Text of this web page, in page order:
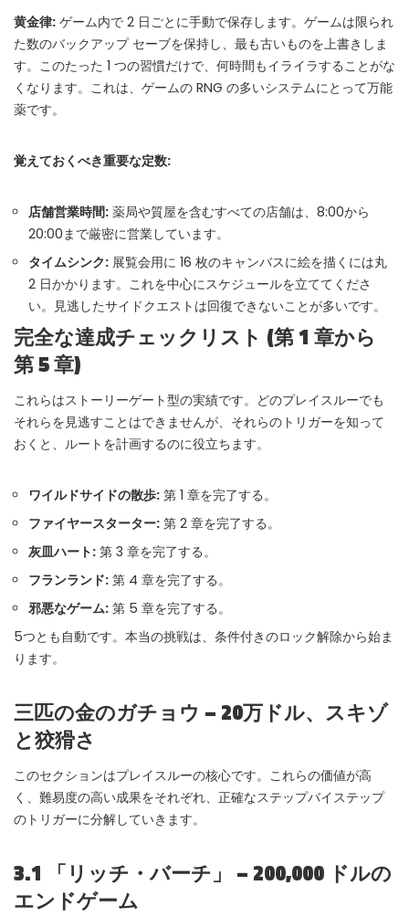
黄金律: ゲーム内で 2 日ごとに手動で保存します。ゲームは限られ
た数のバックアップ セーブを保持し、最も古いものを上書きしま
す。このたった 1 つの習慣だけで、何時間もイライラすることがな
くなります。これは、ゲームの RNG の多いシステムにとって万能
薬です。
覚えておくべき重要な定数:
店舗営業時間: 薬局や質屋を含むすべての店舗は、8:00から
20:00まで厳密に営業しています。
タイムシンク: 展覧会用に 16 枚のキャンバスに絵を描くには丸
2 日かかります。これを中心にスケジュールを立ててくださ
い。見逃したサイドクエストは回復できないことが多いです。
完全な達成チェックリスト (第 1 章から
第 5 章)
これらはストーリーゲート型の実績です。どのプレイスルーでも
それらを見逃すことはできませんが、それらのトリガーを知って
おくと、ルートを計画するのに役立ちます。
ワイルドサイドの散歩: 第 1 章を完了する。
ファイヤースターター: 第 2 章を完了する。
灰皿ハート: 第 3 章を完了する。
フランランド: 第 4 章を完了する。
邪悪なゲーム: 第 5 章を完了する。
5つとも自動です。本当の挑戦は、条件付きのロック解除から始ま
ります。
三匹の金のガチョウ – 20万ドル、スキゾ
と狡猾さ
このセクションはプレイスルーの核心です。これらの価値が高
く、難易度の高い成果をそれぞれ、正確なステップバイステップ
のトリガーに分解していきます。
3.1 「リッチ・バーチ」 – 200,000 ドルの
エンドゲーム